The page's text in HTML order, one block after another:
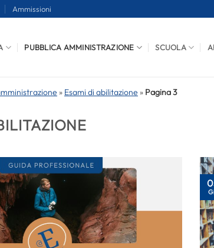
Ammissioni
PUBBLICA AMMINISTRAZIONE SCUOLA
» Esami di abilitazione » Pagina 3